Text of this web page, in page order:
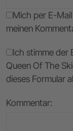
Mich per E-
meinen
Ich stimme der
Queen Of The
dieses Formular
Kommentar: